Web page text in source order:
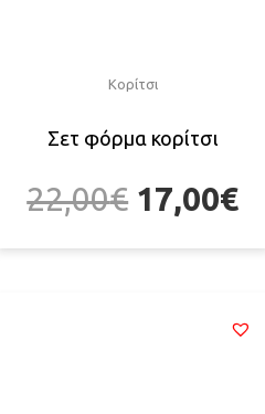
Κορίτσι
Σετ φόρμα κορίτσι
22,00€ 17,00€